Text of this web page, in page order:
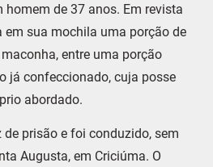
de 37 anos. Em revista
em sua mochila uma porção de
entre uma porção
já confeccionado, cuja posse
abordado.
de prisão e foi conduzido, sem
Augusta, em Criciúma. O